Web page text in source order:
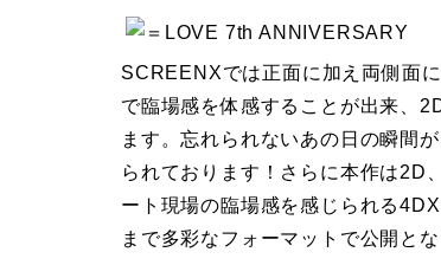
SCREENXでは正面に加え両側面
で臨場感を体感することが出来、
ます。忘れられないあの日の瞬間
られております！さらに本作は2D
ート現場の臨場感を感じられる
まで多彩なフォーマットで公開とな